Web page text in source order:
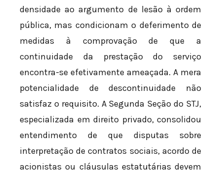
densidade ao argumento de lesão à ordem
pública, mas condicionam o deferimento de
medidas à comprovação de que a
continuidade da prestação do serviço
encontra-se efetivamente ameaçada. A mera
potencialidade de descontinuidade não
satisfaz o requisito. A Segunda Seção do STJ,
especializada em direito privado, consolidou
entendimento de que disputas sobre
interpretação de contratos sociais, acordo de
acionistas ou cláusulas estatutárias devem